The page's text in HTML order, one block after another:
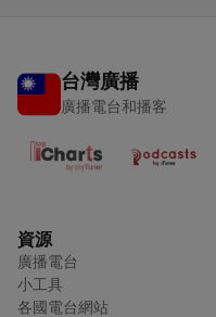
台灣廣播
廣播電台和播客
資源
廣播電台
小工具
各國電台網站